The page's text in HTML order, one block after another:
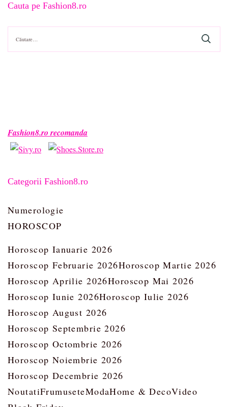
Cauta pe Fashion8.ro
după:
Fashion8.ro recomanda
Categorii Fashion8.ro
Numerologie
HOROSCOP
Horoscop Ianuarie 2026
Horoscop Februarie 2026Horoscop Martie 2026
Horoscop Aprilie 2026Horoscop Mai 2026
Horoscop Iunie 2026Horoscop Iulie 2026
Horoscop August 2026
Horoscop Septembrie 2026
Horoscop Octombrie 2026
Horoscop Noiembrie 2026
Horoscop Decembrie 2026
NoutatiFrumuseteModaHome & DecoVideo